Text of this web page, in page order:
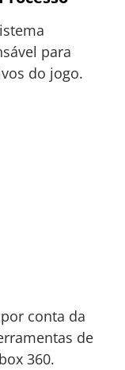
para
do jogo.
conta da
de
360.